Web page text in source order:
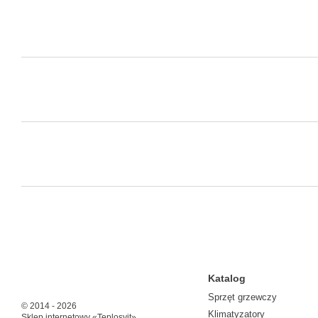
© 2014 - 2026
Katalog
Sprzęt grzewczy
Klimatyzatory